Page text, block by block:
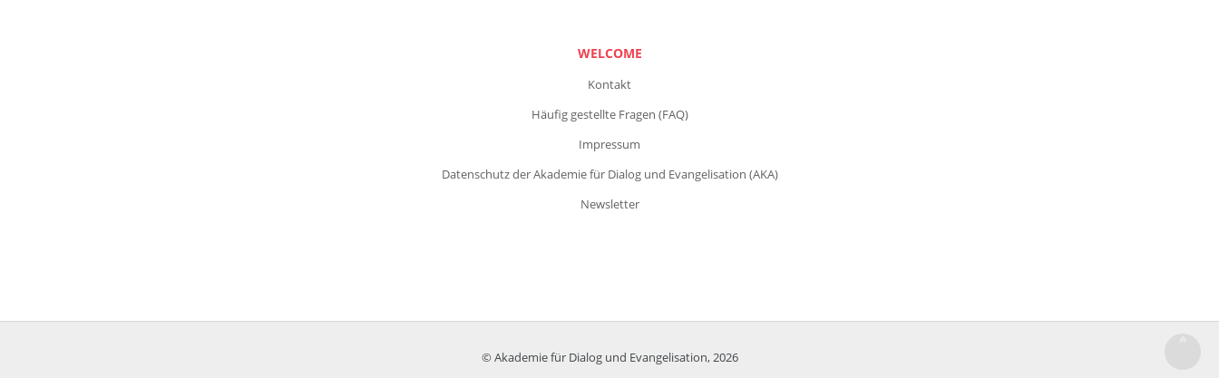
WELCOME
Kontakt
Häufig gestellte Fragen (FAQ)
Impressum
Datenschutz der Akademie für Dialog und Evangelisation (AKA)
Newsletter
© Akademie für Dialog und Evangelisation, 2026